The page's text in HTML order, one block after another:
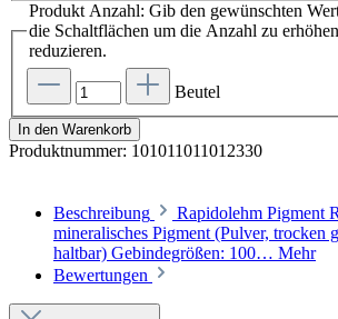
Produkt Anzahl: Gib den gewünschten
die Schaltflächen um die Anzahl zu
reduzieren.
Beutel
In den Warenkorb
Produktnummer: 101011011012330
Beschreibung
Rapidolehm Pigment
mineralisches Pigment (Pulver, trocken
haltbar) Gebindegrößen: 100… Mehr
Bewertungen